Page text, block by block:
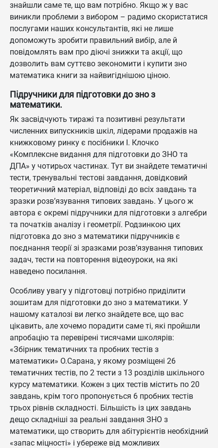
знайшли саме те, що вам потрібно. Якщо ж у вас
виникли проблеми з вибором – радимо скористатися
послугами наших консультантів, які не лише
допоможуть зробити правильний вибір, але й
повідомлять вам про діючі знижки та акції, що
дозволить вам суттєво зекономити і купити зно
математика книги за найвигіднішою ціною.
Підручники для підготовки до зно з
математики.
Як засвідчують тиражі та позитивні результати
численних випускників шкіл, лідерами продажів на
книжковому ринку є посібники І. Клочко
«Комплексне видання для підготовки до ЗНО та
ДПА» у чотирьох частинах. Тут ви знайдете тематичні
тести, тренувальні тестові завдання, довідковий
теоретичний матеріал, відповіді до всіх завдань та
зразки розв’язування типових завдань. У цього ж
автора є окремі підручники для підготовки з алгебри
та початків аналізу і геометрії. Родзинкою цих
підготовка до зно з математики підручників є
поєднання теорії зі зразками розв’язування типових
задач, тести на повторення відеоуроки, на які
наведено посилання.
Особливу увагу у підготовці потрібно приділити
зошитам для підготовки до зно з математики. У
нашому каталозі ви легко знайдете все, що вас
цікавить, але хочемо порадити саме ті, які пройшли
апробацію та перевірені тисячами школярів:
«Збірник тематичних та пробних тестів з
математики» О.Сарана, у якому розміщені 26
тематичних тестів, по 2 тести з 13 розділів шкільного
курсу математики. Кожен з цих тестів містить по 20
завдань, крім того пропонується 6 пробних тестів
трьох рівнів складності. Більшість із цих завдань
дещо складніші за реальні завдання ЗНО з
математики, що створить для абітурієнтів необхідний
«запас міцності» і убереже від можливих